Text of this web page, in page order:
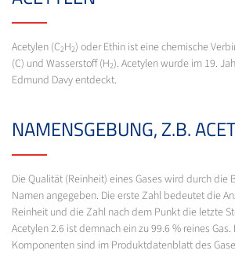
Acetylen (C2H2) oder Ethin ist eine chemische
(C) und Wasserstoff (H2). Acetylen wurde im 19.
Edmund Davy entdeckt.
NAMENSGEBUNG, Z.B.
Die Qualität (Reinheit) eines Gases wird durch die
Namen angegeben. Die erste Zahl bedeutet die
Reinheit und die Zahl nach dem Punkt die letzte
Acetylen 2.6 ist demnach ein zu 99.6 % reines
Komponenten sind im Produktdatenblatt des